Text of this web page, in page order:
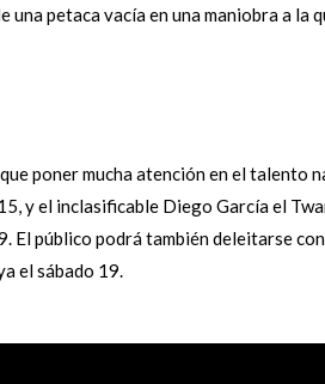
petaca vacía en una maniobra a la
poner mucha atención en el talento
y el inclasificable Diego García el
El público podrá también deleitarse
el sábado 19.